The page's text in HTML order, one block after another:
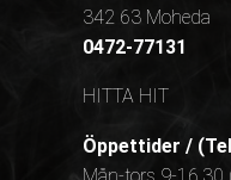
342 63 Moheda
0472-77131
HITTA HIT
Öppettider /